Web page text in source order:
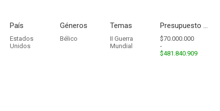
País
Estados
Unidos
Géneros
Bélico
Temas
II Guerra
Mundial
Presupuesto - Ingresos
$70.000.000
-
$481.840.909